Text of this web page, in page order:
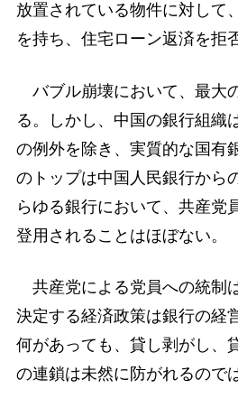
放置されている物件に対して
を持ち、住宅ローン返済を拒
バブル崩壊において、最大
る。しかし、中国の銀行組織
の例外を除き、実質的な国有
のトップは中国人民銀行から
らゆる銀行において、共産党
登用されることはほぼない。
共産党による党員への統制
決定する経済政策は銀行の経
何があっても、貸し剥がし、
の連鎖は未然に防がれるので